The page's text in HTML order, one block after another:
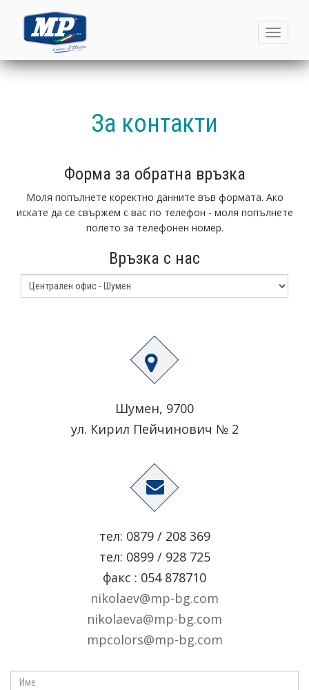
Toggle
За контакти
Форма за обратна връзка
Моля попълнете коректно данните във формата. Ако
искате да се свържем с вас по телефон - моля попълнете
полето за телефонен номер.
Връзка с нас
Шумен, 9700
ул. Кирил Пейчинович № 2
тел: 0879 / 208 369
тел: 0899 / 928 725
факс : 054 878710
nikolaev@mp-bg.com
nikolaeva@mp-bg.com
mpcolors@mp-bg.com